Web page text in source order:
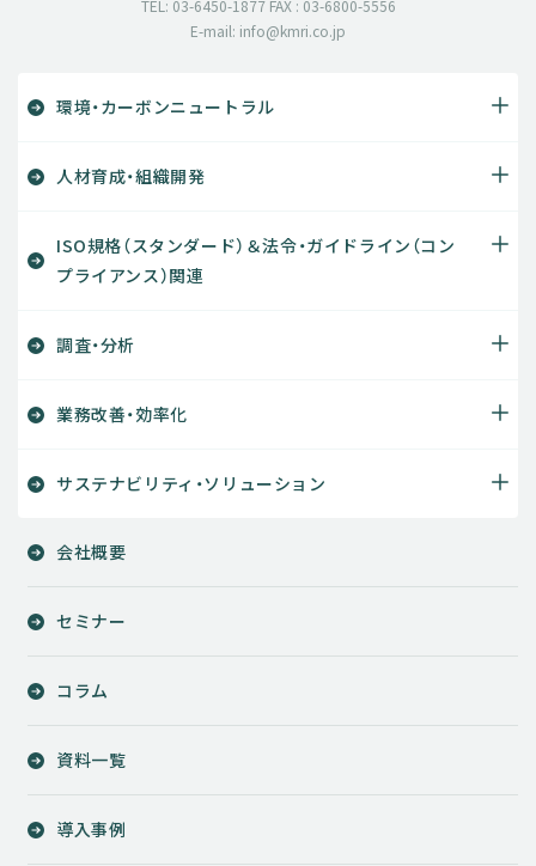
TEL: 03-6450-1877 FAX : 03-6800-5556
E-mail: info@kmri.co.jp
環境・カーボンニュートラル
人材育成・組織開発
ISO規格（スタンダード）＆法令・ガイドライン（コン
プライアンス）関連
調査・分析
業務改善・効率化
サステナビリティ・ソリューション
会社概要
セミナー
コラム
資料一覧
導入事例